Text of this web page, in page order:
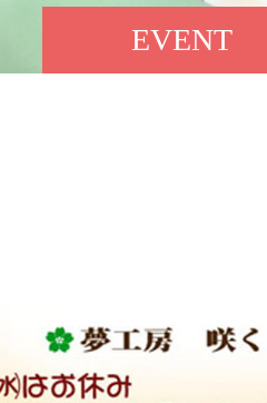
EVENT